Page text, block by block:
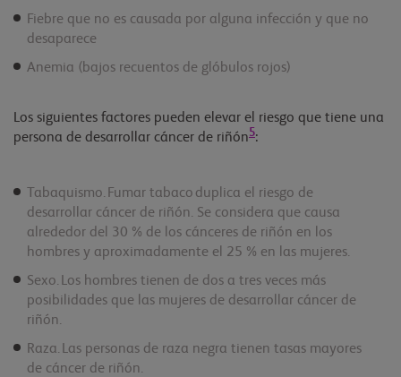
Fiebre que no es causada por alguna infección y que no
desaparece
Anemia (bajos recuentos de glóbulos rojos)
Los siguientes factores pueden elevar el riesgo que tiene una
persona de desarrollar cáncer de riñón5:
Tabaquismo. Fumar tabaco duplica el riesgo de
desarrollar cáncer de riñón. Se considera que causa
alrededor del 30 % de los cánceres de riñón en los
hombres y aproximadamente el 25 % en las mujeres.
Sexo. Los hombres tienen de dos a tres veces más
posibilidades que las mujeres de desarrollar cáncer de
riñón.
Raza. Las personas de raza negra tienen tasas mayores
de cáncer de riñón.